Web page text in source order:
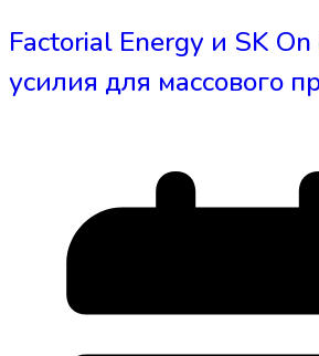
Factorial Energy и SK
усилия для массового